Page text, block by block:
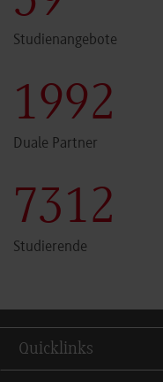
Studienangebote
1999
Duale Partner
7340
Studierende
Quicklinks